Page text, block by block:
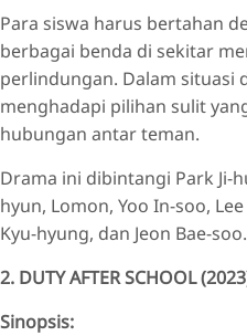
Para siswa harus bertahan
berbagai benda di sekitar
perlindungan. Dalam situasi
menghadapi pilihan sulit
hubungan antar teman.
Drama ini dibintangi Park Ji-
hyun, Lomon, Yoo In-soo,
Kyu-hyung, dan Jeon Bae-soo.
2. DUTY AFTER SCHOOL
Sinopsis: